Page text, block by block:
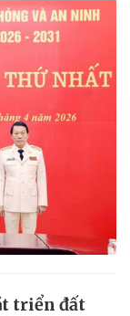
triển đất